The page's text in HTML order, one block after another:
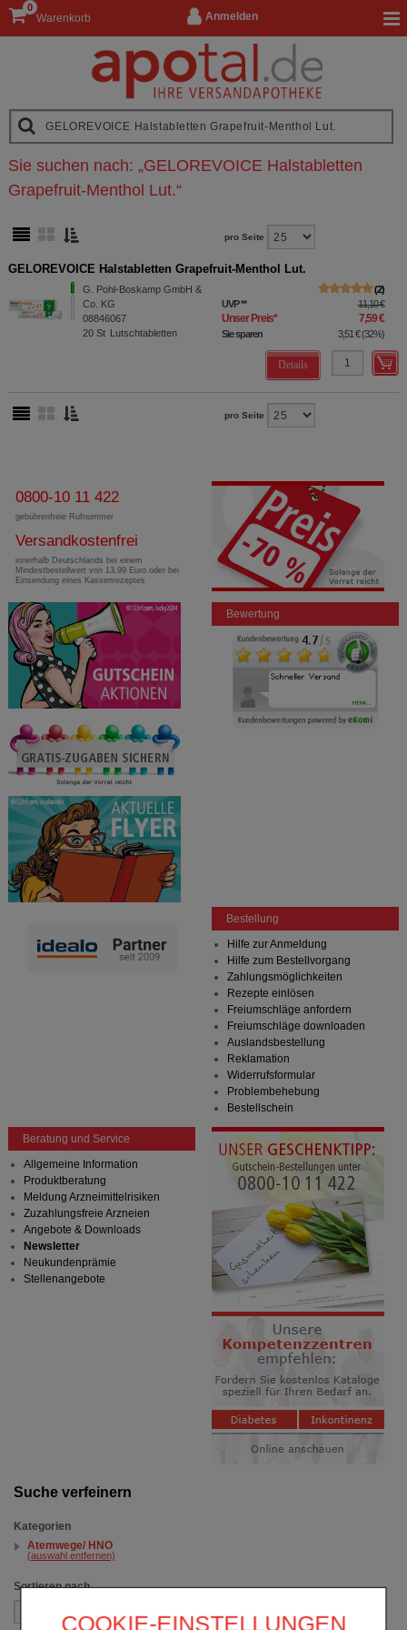
COOKIE-EINSTELLUNGEN
Anmelden
Warenkorb
0
Suche verfeinern
Kategorien
Atemwege/ HNO
(auswahl entfernen)
Sortieren nach
Sie suchen nach: „GELOREVOICE Halstabletten
Grapefruit-Menthol Lut.“
pro Seite
GELOREVOICE Halstabletten Grapefruit-Menthol Lut.
G. Pohl-Boskamp GmbH &
Co. KG
08846067
20 St Lutschtabletten
2
UVP** 11,10 €
Unser Preis* 7,59 €
Sie sparen 3,51 €(32%)
Details
pro Seite
0800-10 11 422
gebührenfreie Rufnummer
Versandkostenfrei
innerhalb Deutschlands bei einem
Mindestbestellwert von 13,99 Euro oder bei
Einsendung eines Kassenrezeptes
Bewertung
Bestellung
Hilfe zur Anmeldung
Hilfe zum Bestellvorgang
Zahlungsmöglichkeiten
Rezepte einlösen
Freiumschläge anfordern
Freiumschläge downloaden
Auslandsbestellung
Reklamation
Widerrufsformular
Problembehebung
Bestellschein
Beratung und Service
Allgemeine Information
Produktberatung
Meldung Arzneimittelrisiken
Zuzahlungsfreie Arzneien
Angebote & Downloads
Newsletter
Neukundenprämie
Stellenangebote